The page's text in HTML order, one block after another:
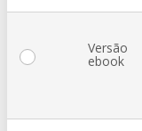
Versão
ebook